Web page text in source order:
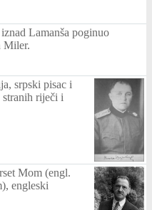
Lamanša poginuo
Miler.
srpski pisac i
riječi i
Mom (engl.
engleski